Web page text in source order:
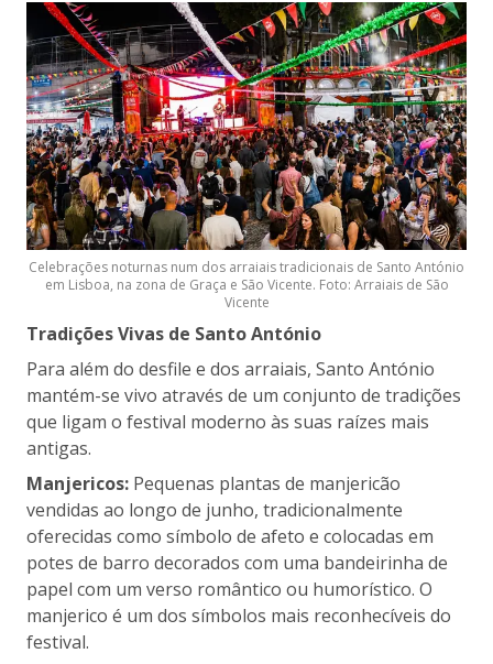
Celebrações noturnas num dos arraiais tradicionais de Santo António
em Lisboa, na zona de Graça e São Vicente. Foto: Arraiais de São
Vicente
Tradições Vivas de Santo António
Para além do desfile e dos arraiais, Santo António
mantém-se vivo através de um conjunto de tradições
que ligam o festival moderno às suas raízes mais
antigas.
Manjericos: Pequenas plantas de manjericão
vendidas ao longo de junho, tradicionalmente
oferecidas como símbolo de afeto e colocadas em
potes de barro decorados com uma bandeirinha de
papel com um verso romântico ou humorístico. O
manjerico é um dos símbolos mais reconhecíveis do
festival.